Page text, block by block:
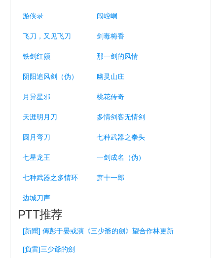
游侠录 闯崆峒
飞刀，又见飞刀 剑毒梅香
铁剑红颜 那一剑的风情
阴阳追风剑（伪） 幽灵山庄
月异星邪 桃花传奇
天涯明月刀 多情剑客无情剑
圆月弯刀 七种武器之拳头
七星龙王 一剑成名（伪）
七种武器之多情环 萧十一郎
边城刀声
PTT推荐
[新聞] 傳彭于晏或演《三少爺的劍》望合作林更新
[負雷]三少爺的劍